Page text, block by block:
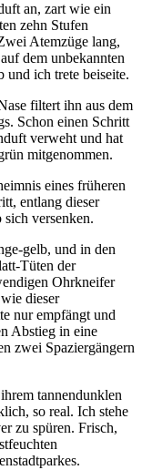
an, zart wie ein
zehn Stufen
Atemzüge lang,
dem unbekannten
und ich trete beiseite.
filtert ihn aus dem
Schon einen Schritt
verweht und hat
mitgenommen.
eines früheren
entlang dieser
versenken.
gelb, und in den
Tüten der
Ohrkneifer
dieser
nur empfängt und
Abstieg in eine
zwei Spaziergängern
tannendunklen
so real. Ich stehe
zu spüren. Frisch,